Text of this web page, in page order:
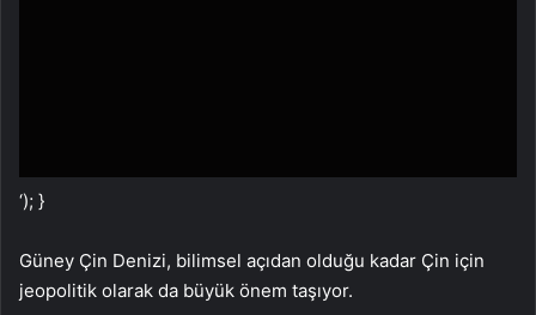
‘); }
Güney Çin Denizi, bilimsel açıdan olduğu kadar Çin için
jeopolitik olarak da büyük önem taşıyor.